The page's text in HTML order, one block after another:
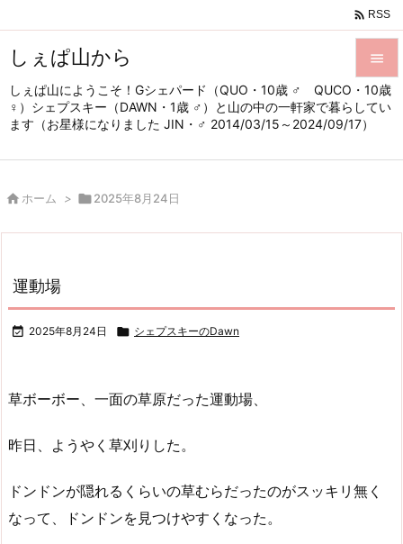
しぇぱ山から
しぇぱ山にようこそ！Gシェパード（QUO・10歳 ♂ QUCO・10歳
♀）シェプスキー（DAWN・1歳 ♂）と山の中の一軒家で暮らしてい
ます（お星様になりました JIN・♂ 2014/03/15～2024/09/17）


メニュ
サイド

 RSS
 ホーム > 2025年8月24日
運動場
 2025年8月24日  シェプスキーのDawn
草ボーボー、一面の草原だった運動場、
昨日、ようやく草刈りした。
ドンドンが隠れるくらいの草むらだったのがスッキリ無く
なって、ドンドンを見つけやすくなった。